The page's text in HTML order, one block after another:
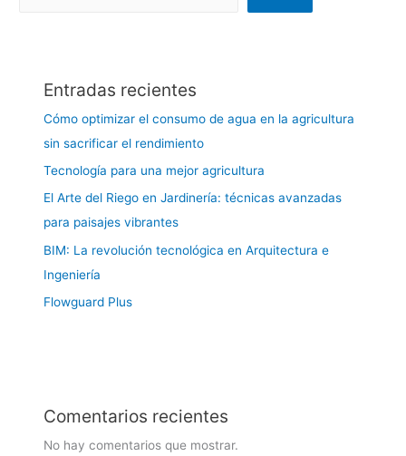
Entradas recientes
Cómo optimizar el consumo de agua en la agricultura
sin sacrificar el rendimiento
Tecnología para una mejor agricultura
El Arte del Riego en Jardinería: técnicas avanzadas
para paisajes vibrantes
BIM: La revolución tecnológica en Arquitectura e
Ingeniería
Flowguard Plus
Comentarios recientes
No hay comentarios que mostrar.